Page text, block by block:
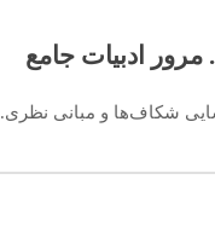
شکاف‌ها و مبانی نظری.